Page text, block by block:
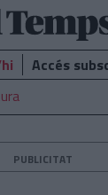
Accés
PUBLICITAT